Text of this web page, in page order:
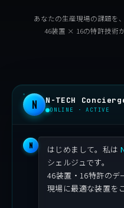
あなたの生産現場の課題を
46装置 × 16の特許技術
N N-TECH
ONLINE · ACTIVE
N はじめまして。私は
シェルジュです。
46装置・16特許のデ
現場に最適な装置を